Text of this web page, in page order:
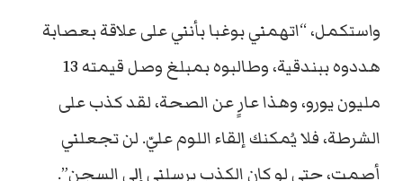
واستكمل، “اتهمني بوغبا بأنني على علاقة بعصابة
هددوه ببندقية، وطالبوه بمبلغ وصل قيمته 13
مليون يورو، وهذا عارٍ عن الصحة، لقد كذب على
الشرطة، فلا يُمكنك إلقاء اللوم عليّ. لن تجعلني
أصمت، حتى لو كان الكذب يرسلني إلى السجن”.